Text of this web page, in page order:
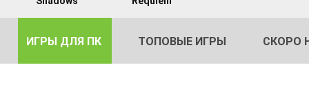
ИГРЫ ДЛЯ ПК ТОПОВЫЕ ИГРЫ СКОРО